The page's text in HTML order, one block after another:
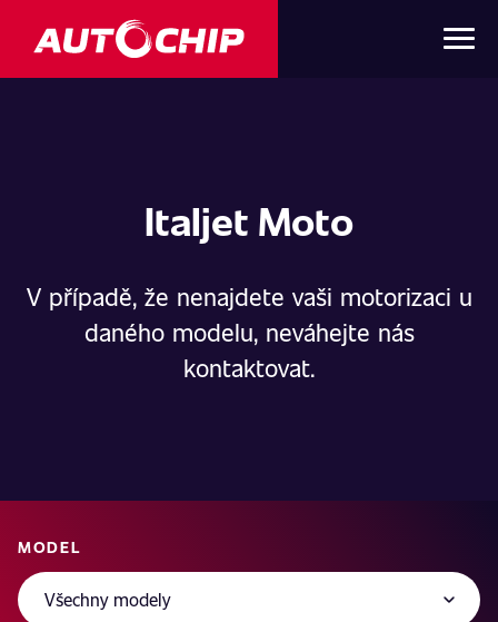
Italjet Moto
V případě, že nenajdete vaši motorizaci u
daného modelu, neváhejte nás
kontaktovat.
MODEL